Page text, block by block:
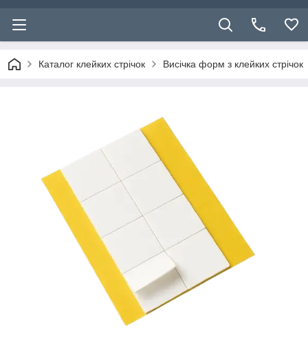
Каталог клейких стрічок Висічка форм з клейких стрічок